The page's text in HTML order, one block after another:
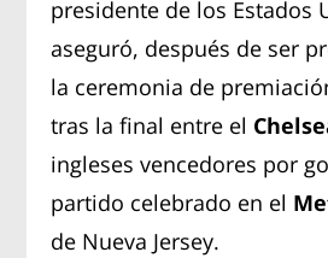
presidente de los Estados
aseguró, después de ser
la ceremonia de
tras la final entre el
ingleses vencedores por
partido celebrado en el
de Nueva Jersey.